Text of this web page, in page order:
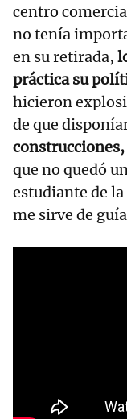
centro
no tenía
en su retirada,
práctica su
hicieron
de que
que no quedó
estudiante de
me sirve de